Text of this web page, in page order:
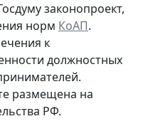
законопроект,
норм КоАП.
к
должностных
размещена на
РФ.